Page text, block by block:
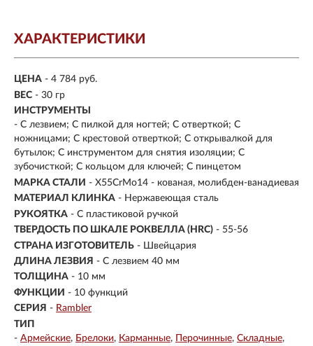
ХАРАКТЕРИСТИКИ
ЦЕНА - 4 784 руб.
ВЕС - 30 гр
ИНСТРУМЕНТЫ
- С лезвием; С пилкой для ногтей; С отверткой; С
ножницами; С крестовой отверткой; С открывалкой для
бутылок; С инструментом для снятия изоляции; С
зубочисткой; С кольцом для ключей; С пинцетом
МАРКА СТАЛИ - X55CrMo14 - кованая, молибден-ванадиевая
МАТЕРИАЛ КЛИНКА - Нержавеющая сталь
РУКОЯТКА - С пластиковой ручкой
ТВЕРДОСТЬ ПО ШКАЛЕ РОКВЕЛЛА (HRC) - 55-56
СТРАНА ИЗГОТОВИТЕЛЬ - Швейцария
ДЛИНА ЛЕЗВИЯ - С лезвием 40 мм
ТОЛЩИНА - 10 мм
ФУНКЦИИ - 10 функций
СЕРИЯ - Rambler
ТИП
- Армейские Брелоки Карманные Перочинные Складные